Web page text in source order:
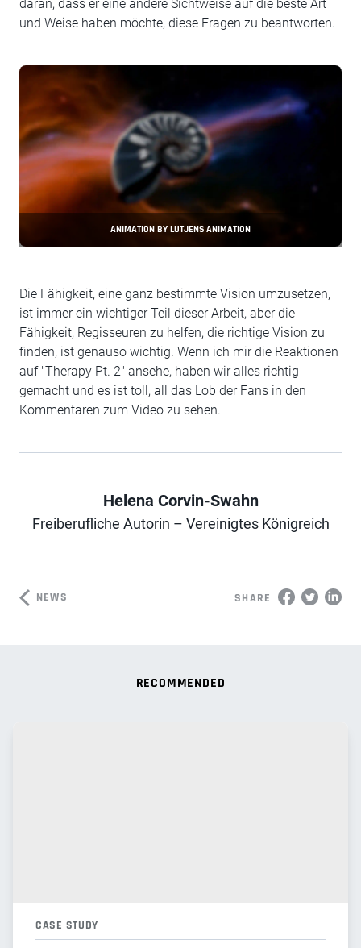
daran, dass er eine andere Sichtweise auf die beste Art
und Weise haben möchte, diese Fragen zu beantworten.
ANIMATION BY LUTJENS ANIMATION
Die Fähigkeit, eine ganz bestimmte Vision umzusetzen,
ist immer ein wichtiger Teil dieser Arbeit, aber die
Fähigkeit, Regisseuren zu helfen, die richtige Vision zu
finden, ist genauso wichtig. Wenn ich mir die Reaktionen
auf "Therapy Pt. 2" ansehe, haben wir alles richtig
gemacht und es ist toll, all das Lob der Fans in den
Kommentaren zum Video zu sehen.
Author
Helena Corvin-Swahn
Freiberufliche Autorin – Vereinigtes Königreich
NEWS SHARE
RECOMMENDED
CASE STUDY